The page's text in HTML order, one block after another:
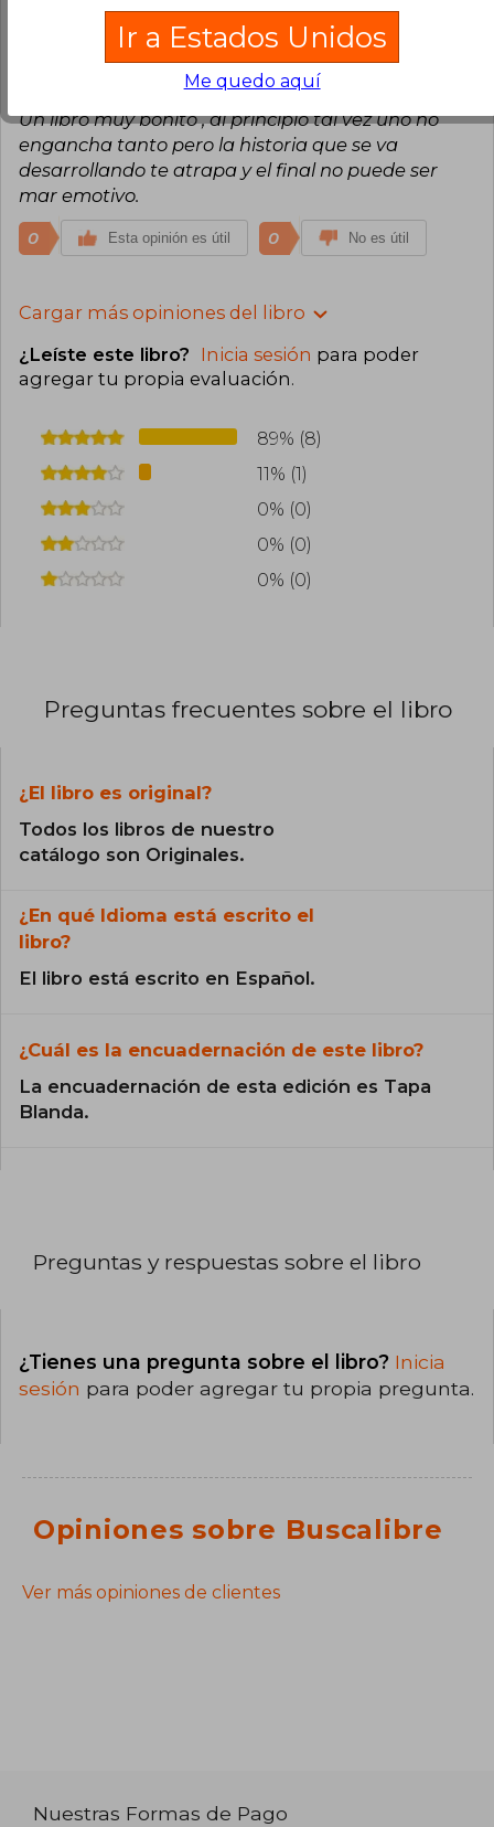
Trinidad Mazuela Cruz
Lunes 19 de
Agosto, 2024
Compra Verificada
Un libro muy bonito , al principio tal vez uno no
engancha tanto pero la historia que se va
desarrollando te atrapa y el final no puede ser
mar emotivo.
0 Esta opinión es útil 0 No es útil
Cargar más opiniones del libro
¿Leíste este libro? Inicia sesión para poder
agregar tu propia evaluación.
89% (8)
11% (1)
0% (0)
0% (0)
0% (0)
Preguntas frecuentes sobre el libro
¿El libro es original?
Todos los libros de nuestro
catálogo son Originales.
¿En qué Idioma está escrito el
libro?
El libro está escrito en Español.
¿Cuál es la encuadernación de este libro?
La encuadernación de esta edición es Tapa
Blanda.
Preguntas y respuestas sobre el libro
¿Tienes una pregunta sobre el libro? Inicia
sesión para poder agregar tu propia pregunta.
Opiniones sobre Buscalibre
Ver más opiniones de clientes
Nuestras Formas de Pago
Ir a Estados Unidos
Me quedo aquí